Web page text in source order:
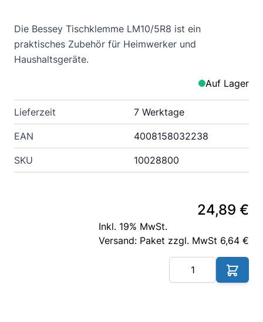
Die Bessey Tischklemme LM10/5R8 ist ein
praktisches Zubehör für Heimwerker und
Haushaltsgeräte.
Auf Lager
Lieferzeit 7 Werktage
EAN 4008158032238
SKU 10028800
24,89 €
Inkl. 19% MwSt.
Versand: Paket zzgl. MwSt 6,64 €